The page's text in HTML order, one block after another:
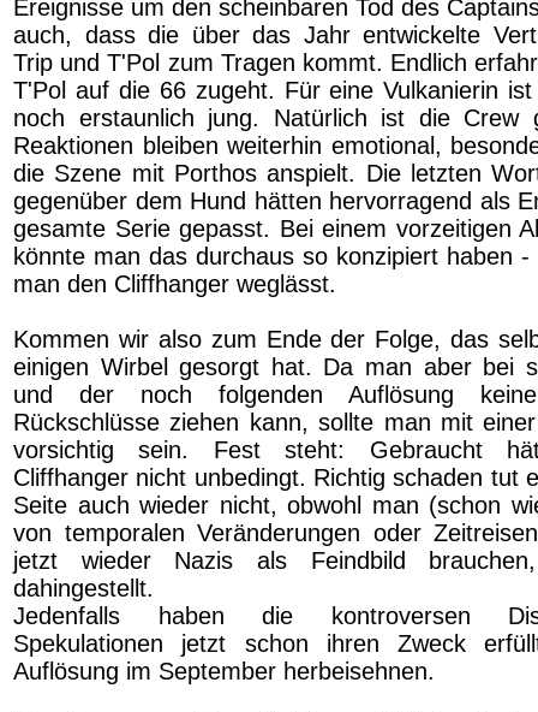
Ereignisse um den scheinbaren Tod des
auch, dass die über das Jahr entwickelte
Trip und T'Pol zum Tragen kommt. Endlich
T'Pol auf die 66 zugeht. Für eine Vulkanierin
noch erstaunlich jung. Natürlich ist die Crew
Reaktionen bleiben weiterhin emotional,
die Szene mit Porthos anspielt. Die letzten
gegenüber dem Hund hätten hervorragend als
gesamte Serie gepasst. Bei einem vorzeitigen
könnte man das durchaus so konzipiert haben
man den Cliffhanger weglässt.
Kommen wir also zum Ende der Folge, das
einigen Wirbel gesorgt hat. Da man aber bei
und der noch folgenden Auflösung
Rückschlüsse ziehen kann, sollte man mit
vorsichtig sein. Fest steht: Gebraucht
Cliffhanger nicht unbedingt. Richtig schaden tut
Seite auch wieder nicht, obwohl man (schon
von temporalen Veränderungen oder
jetzt wieder Nazis als Feindbild
dahingestellt.
Jedenfalls haben die kontroversen
Spekulationen jetzt schon ihren Zweck
Auflösung im September herbeisehnen.